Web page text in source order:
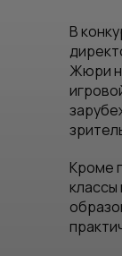
В
Жюри
Кроме